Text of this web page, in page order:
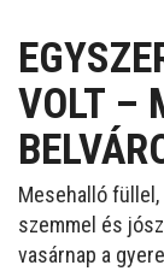
VOLT –
Mesehalló
szemmel és
vasárnap a